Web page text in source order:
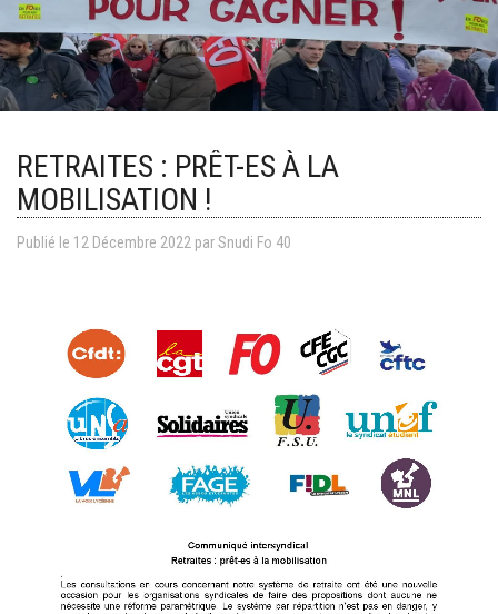
RETRAITES : PRÊT-ES À LA
MOBILISATION !
Publié le 12 Décembre 2022 par Snudi Fo 40